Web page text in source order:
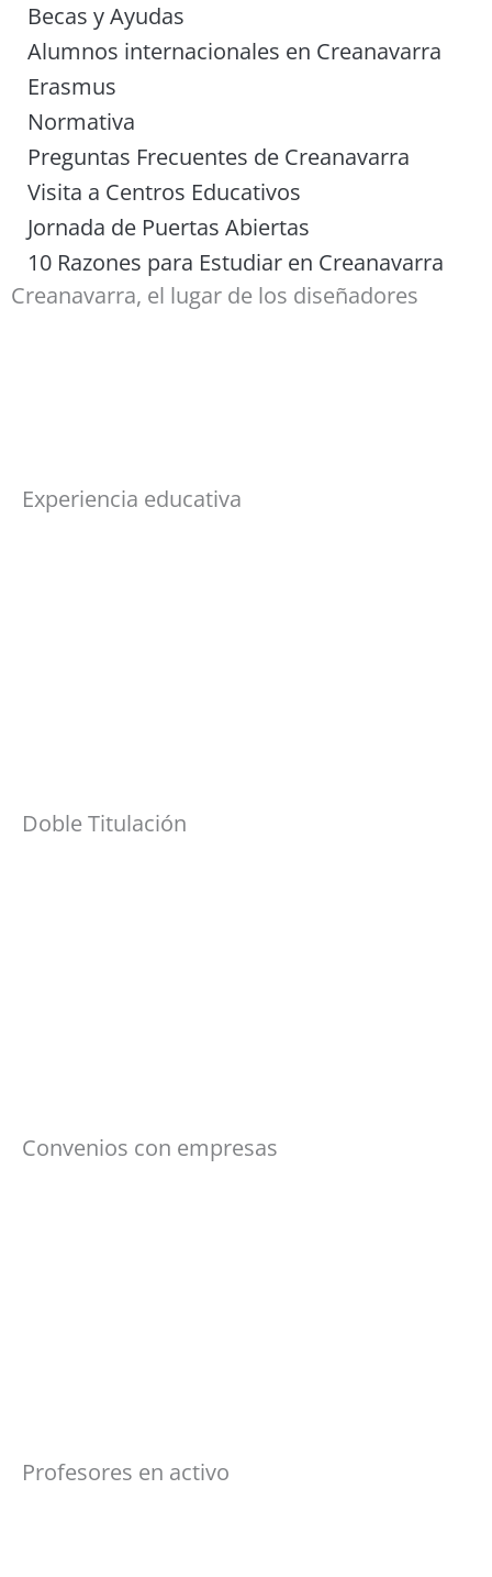
Becas y Ayudas
Alumnos internacionales en Creanavarra
Erasmus
Normativa
Preguntas Frecuentes de Creanavarra
Visita a Centros Educativos
Jornada de Puertas Abiertas
10 Razones para Estudiar en Creanavarra
Creanavarra, el lugar de los diseñadores
Experiencia educativa
Doble Titulación
Convenios con empresas
Profesores en activo